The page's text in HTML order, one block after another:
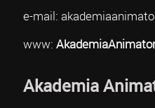
e-mail:
www:
Akademia